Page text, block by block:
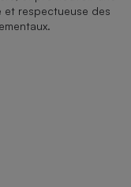
et respectueuse des